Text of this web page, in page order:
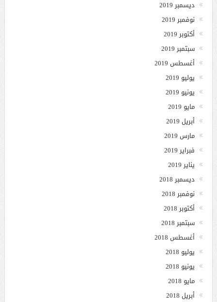
ديسمبر 2019
نوفمبر 2019
أكتوبر 2019
سبتمبر 2019
أغسطس 2019
يوليو 2019
يونيو 2019
مايو 2019
أبريل 2019
مارس 2019
فبراير 2019
يناير 2019
ديسمبر 2018
نوفمبر 2018
أكتوبر 2018
سبتمبر 2018
أغسطس 2018
يوليو 2018
يونيو 2018
مايو 2018
أبريل 2018